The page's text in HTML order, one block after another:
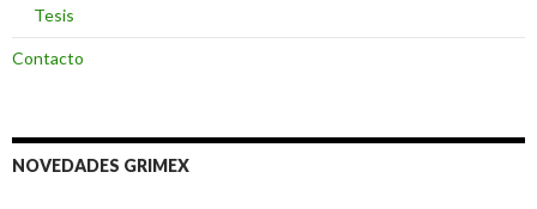
Tesis
Contacto
NOVEDADES GRIMEX